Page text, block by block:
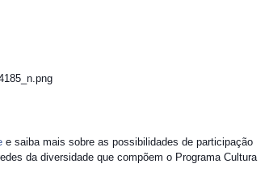
e saiba mais sobre as possibilidades de participação
da diversidade que compõem o Programa Cultura